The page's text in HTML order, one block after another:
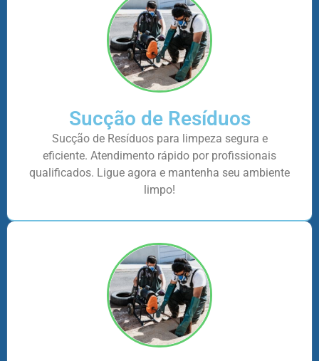
Sucção de Resíduos
Sucção de Resíduos para limpeza segura e
eficiente. Atendimento rápido por profissionais
qualificados. Ligue agora e mantenha seu ambiente
limpo!